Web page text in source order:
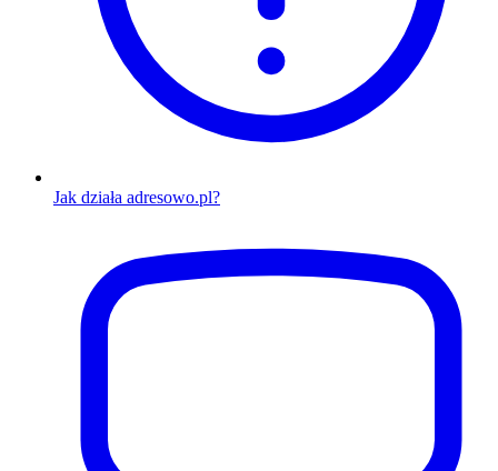
Jak działa adresowo.pl?